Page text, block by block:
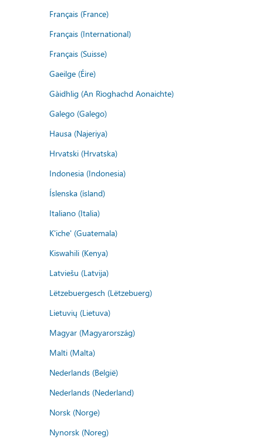
Français (France)
Français (International)
Français (Suisse)
Gaeilge (Éire)
Gàidhlig (An Rìoghachd Aonaichte)
Galego (Galego)
Hausa (Najeriya)
Hrvatski (Hrvatska)
Indonesia (Indonesia)
Íslenska (ísland)
Italiano (Italia)
K'iche' (Guatemala)
Kiswahili (Kenya)
Latviešu (Latvija)
Lëtzebuergesch (Lëtzebuerg)
Lietuvių (Lietuva)
Magyar (Magyarország)
Malti (Malta)
Nederlands (België)
Nederlands (Nederland)
Norsk (Norge)
Nynorsk (Noreg)